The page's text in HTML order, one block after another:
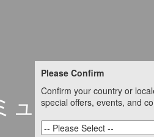
ュレーション
Please Confirm
Confirm your country or
special offers, events, and